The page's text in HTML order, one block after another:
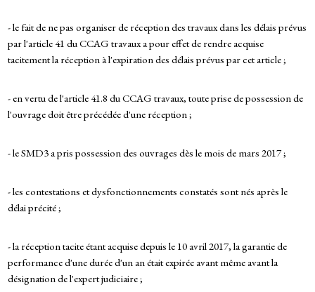
- le fait de ne pas organiser de réception des travaux dans les délais prévus
par l'article 41 du CCAG travaux a pour effet de rendre acquise
tacitement la réception à l'expiration des délais prévus par cet article ;
- en vertu de l'article 41.8 du CCAG travaux, toute prise de possession de
l'ouvrage doit être précédée d'une réception ;
- le SMD3 a pris possession des ouvrages dès le mois de mars 2017 ;
- les contestations et dysfonctionnements constatés sont nés après le
délai précité ;
- la réception tacite étant acquise depuis le 10 avril 2017, la garantie de
performance d'une durée d'un an était expirée avant même avant la
désignation de l'expert judiciaire ;